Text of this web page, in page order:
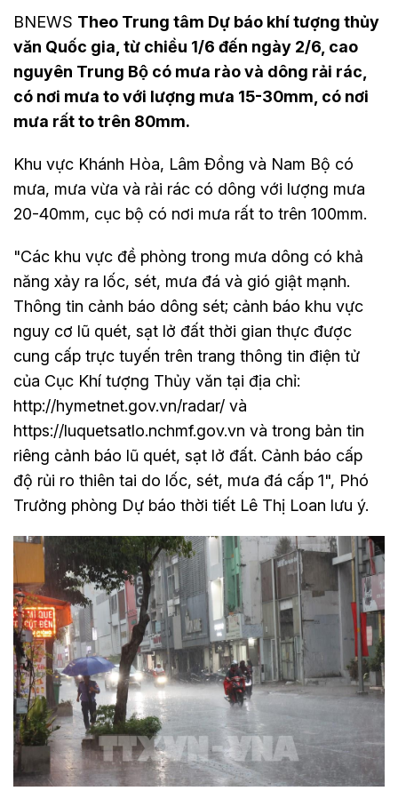
BNEWS Theo Trung tâm Dự báo khí tượng thủy
văn Quốc gia, từ chiều 1/6 đến ngày 2/6, cao
nguyên Trung Bộ có mưa rào và dông rải rác,
có nơi mưa to với lượng mưa 15-30mm, có nơi
mưa rất to trên 80mm.
Khu vực Khánh Hòa, Lâm Đồng và Nam Bộ có
mưa, mưa vừa và rải rác có dông với lượng mưa
20-40mm, cục bộ có nơi mưa rất to trên 100mm.
"Các khu vực đề phòng trong mưa dông có khả
năng xảy ra lốc, sét, mưa đá và gió giật mạnh.
Thông tin cảnh báo dông sét; cảnh báo khu vực
nguy cơ lũ quét, sạt lở đất thời gian thực được
cung cấp trực tuyến trên trang thông tin điện tử
của Cục Khí tượng Thủy văn tại địa chỉ:
http://hymetnet.gov.vn/radar/ và
https://luquetsatlo.nchmf.gov.vn và trong bản tin
riêng cảnh báo lũ quét, sạt lở đất. Cảnh báo cấp
độ rủi ro thiên tai do lốc, sét, mưa đá cấp 1", Phó
Trưởng phòng Dự báo thời tiết Lê Thị Loan lưu ý.